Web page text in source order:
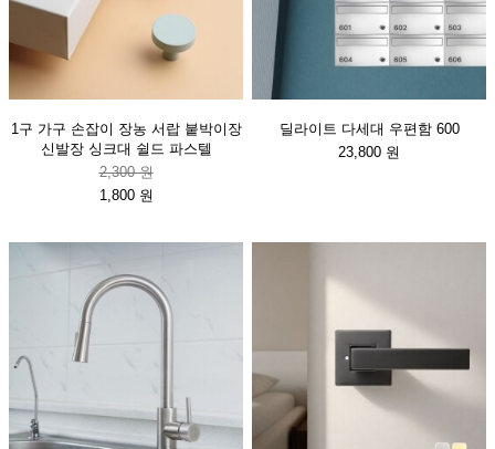
1구 가구 손잡이 장농 서랍 붙박이장
신발장 싱크대 쉴드 파스텔
2,300 원
1,800 원
딜라이트 다세대 우편함 600
23,800 원